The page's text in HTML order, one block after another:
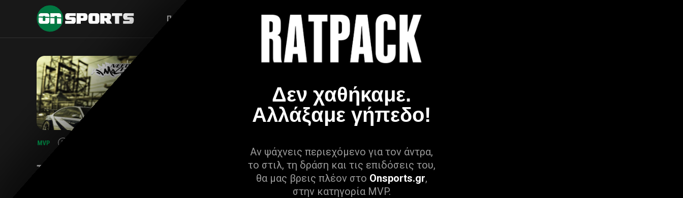
Δεν χαθήκαμε.
Αλλάξαμε γήπεδο!
Αν ψάχνεις περιεχόμενο για τον άντρα,
το στιλ, τη δράση και τις επιδόσεις του,
θα μας βρεις πλέον στο Onsports.gr,
στην κατηγορία MVP.